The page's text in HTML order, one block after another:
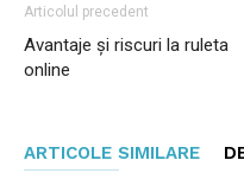
Articolul precedent
Avantaje și riscuri la ruleta
online
ARTICOLE SIMILARE